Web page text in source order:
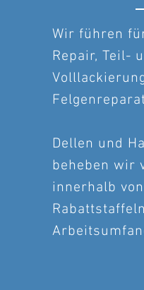
Wir führen
Repair, Teil-
Dellen und
beheben wir
innerhalb